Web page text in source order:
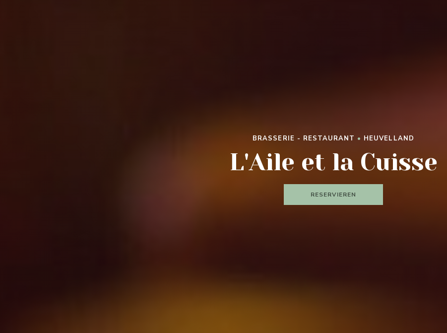
BRASSERIE - RESTAURANT • HEUVELLAND
L'Aile et la Cuisse
RESERVIEREN
L'AILE ET LA CUISSE